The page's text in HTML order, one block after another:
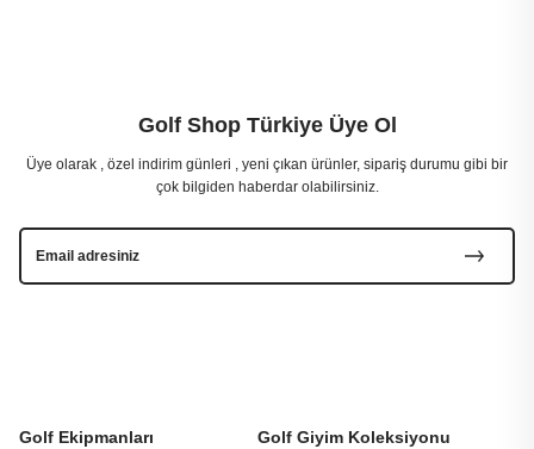
Golf Ekipmanları
Golf Giyim Koleksiyonu
Golf Shop Türkiye Üye Ol
Üye olarak , özel indirim günleri , yeni çıkan ürünler, sipariş durumu gibi bir
çok bilgiden haberdar olabilirsiniz.